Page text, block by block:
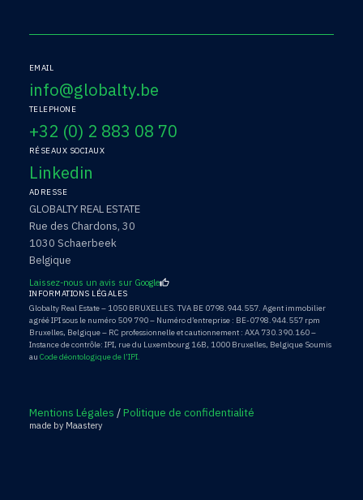
EMAIL
info@globalty.be
TELEPHONE
+32 (0) 2 883 08 70
RÉSEAUX SOCIAUX
Linkedin
ADRESSE
GLOBALTY REAL ESTATE
Rue des Chardons, 30
1030 Schaerbeek
Belgique
Laissez-nous un avis sur Google
INFORMATIONS LÉGALES
Globalty Real Estate – 1050 BRUXELLES. TVA BE 0798.944.557. Agent immobilier
agréé IPI sous le numéro 509 790 – Numéro d’entreprise : BE-0798.944.557 rpm
Bruxelles, Belgique – RC professionnelle et cautionnement : AXA 730.390.160 –
Instance de contrôle: IPI, rue du Luxembourg 16B, 1000 Bruxelles, Belgique Soumis
au Code déontologique de l’IPI.
Mentions Légales /Politique de confidentialité
made by Maastery